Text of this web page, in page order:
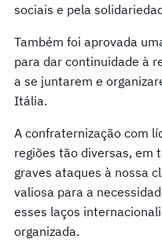
sociais e pela
Também foi aprovada
para dar continuidade à
a se juntarem e
Itália.
A confraternização com
regiões tão diversas, em
graves ataques à nossa
valiosa para a
esses laços
organizada.